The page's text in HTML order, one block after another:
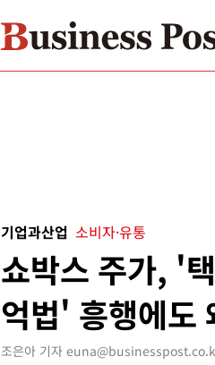
기업과산업 소비자·유통
쇼박스 주가, '
억법' 흥행에도
조은아 기자